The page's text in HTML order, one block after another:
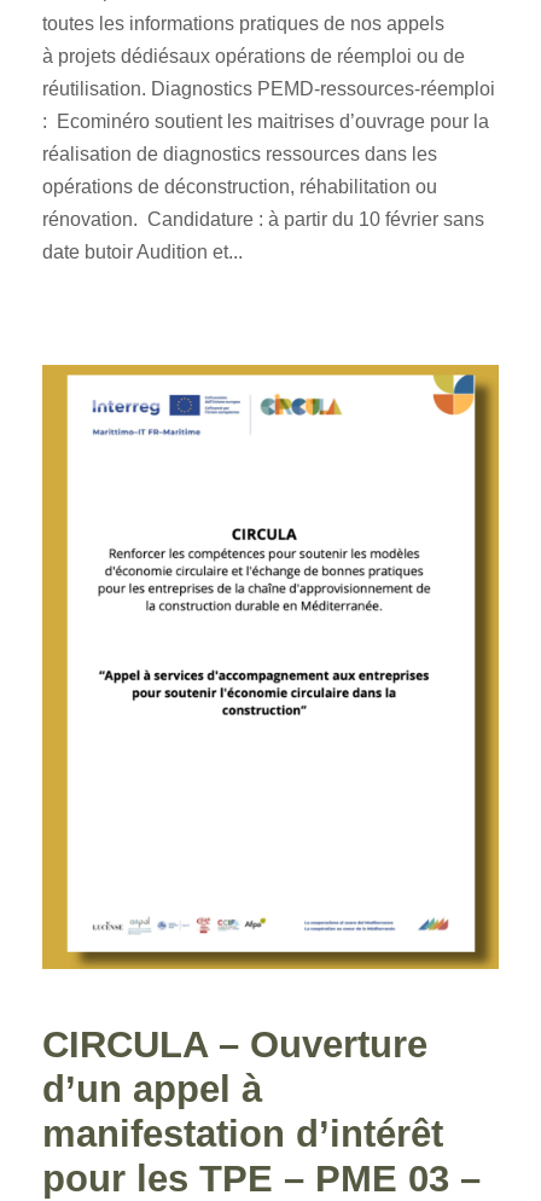
toutes les informations pratiques de nos appels
à projets dédiésaux opérations de réemploi ou de
réutilisation. Diagnostics PEMD-ressources-réemploi
: Ecominéro soutient les maitrises d’ouvrage pour la
réalisation de diagnostics ressources dans les
opérations de déconstruction, réhabilitation ou
rénovation. Candidature : à partir du 10 février sans
date butoir Audition et...
CIRCULA – Ouverture
d’un appel à
manifestation d’intérêt
pour les TPE – PME 03 –